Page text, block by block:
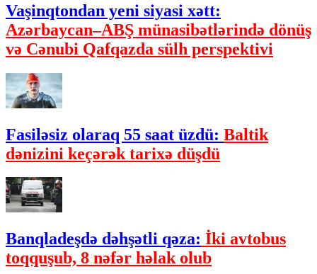
Vaşinqtondan yeni siyasi xətt:
Azərbaycan–ABŞ münasibətlərində dönüş
və Cənubi Qafqazda sülh perspektivi
Fasiləsiz olaraq 55 saat üzdü: Baltik
dənizini keçərək tarixə düşdü
Banqladeşdə dəhşətli qəza: İki avtobus
toqquşub, 8 nəfər həlak olub